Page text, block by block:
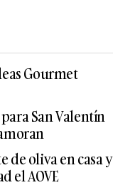
Gourmet
San Valentín
de oliva en casa y
el AOVE